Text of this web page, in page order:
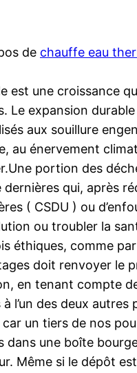
de chauffe eau
est une croissance
Le expansion
aux souillure
au énervement
portion des
qui, après
( CSDU ) ou
ou troubler la
éthiques, comme
doit renvoyer le
en tenant compte
à l’un des deux
un tiers de nos
dans une boîte
Même si le dépôt